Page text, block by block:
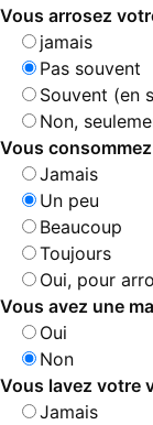
Vous arrosez
jamais
Pas souvent
Souvent (en
Non,
Vous
Jamais
Un peu
Beaucoup
Toujours
Oui, pour
Vous avez une
Oui
Non
Vous lavez votre
Jamais